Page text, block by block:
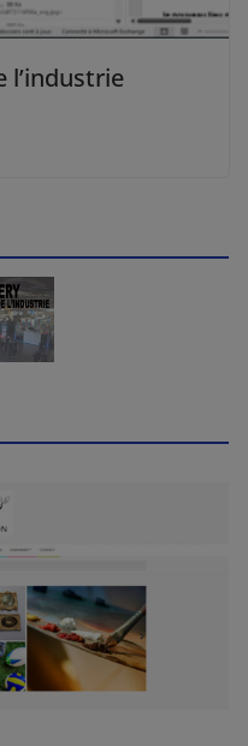
l’industrie